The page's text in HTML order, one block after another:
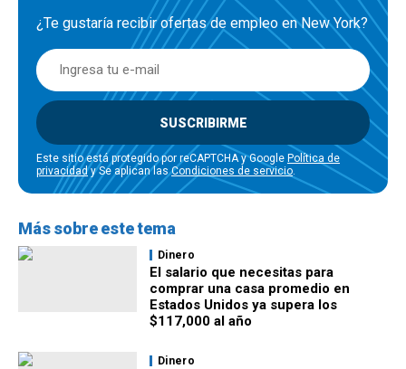
¿Te gustaría recibir ofertas de empleo en New York?
SUSCRIBIRME
Este sitio está protegido por reCAPTCHA y Google Política de
privacidady Se aplican lasCondiciones de servicio.
Más sobre este tema
Dinero
El salario que necesitas para
comprar una casa promedio en
Estados Unidos ya supera los
$117,000 al año
Dinero